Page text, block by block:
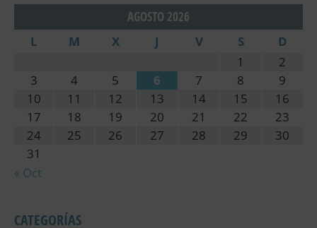
AGOSTO 2026
L
M X J V S
D
1
2
3
4 5 6 7 8
9
10
11 12 13 14 15
16
17
18 19 20 21 22
23
24
25 26 27 28 29
30
31
« Oct
CATEGORÍAS